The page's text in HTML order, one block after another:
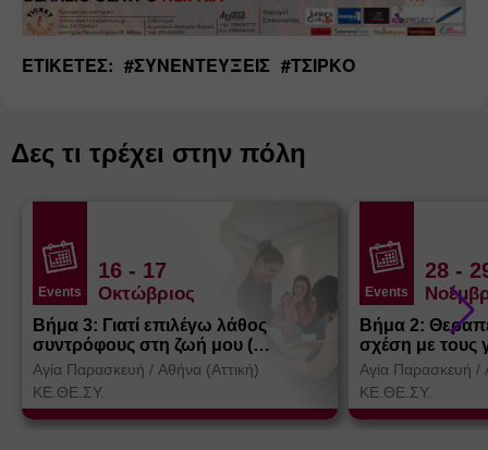
ΕΤΙΚΈΤΕΣ: #ΣΥΝΕΝΤΕΎΞΕΙΣ #ΤΣΊΡΚΟ
Δες τι τρέχει στην πόλη
Events
16 - 17
Οκτώβριος
Βήμα 3: Γιατί επιλέγω λάθος
συντρόφους στη ζωή μου (
Θεσσαλονίκη)
Αγία Παρασκευή / Αθήνα (Αττική)
ΚΕ.ΘΕ.ΣΥ.
Events
28 -
Βήμα 2:
σχέση με τους
Αγία Παρασκευή /
ΚΕ.ΘΕ.ΣΥ.